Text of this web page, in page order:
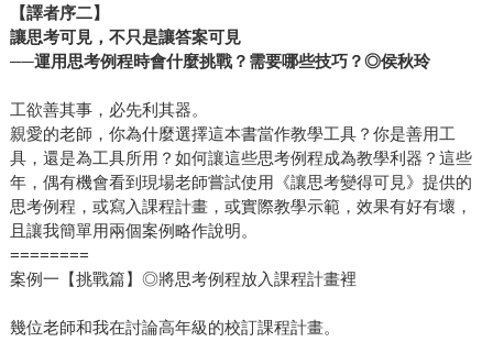
【譯者序二】
讓思考可見，不只是讓答案可見
──運用思考例程時會什麼挑戰？需要哪些技巧？◎侯秋玲
工欲善其事，必先利其器。
親愛的老師，你為什麼選擇這本書當作教學工具？你是善用工
具，還是為工具所用？如何讓這些思考例程成為教學利器？這些
年，偶有機會看到現場老師嘗試使用《讓思考變得可見》提供的
思考例程，或寫入課程計畫，或實際教學示範，效果有好有壞，
且讓我簡單用兩個案例略作說明。
========
案例一【挑戰篇】◎將思考例程放入課程計畫裡
幾位老師和我在討論高年級的校訂課程計畫。